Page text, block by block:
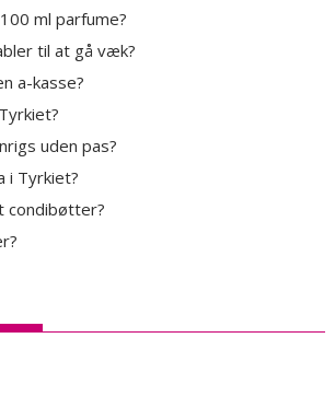
ml parfume?
til at gå væk?
a-kasse?
uden pas?
i Tyrkiet?
condibøtter?